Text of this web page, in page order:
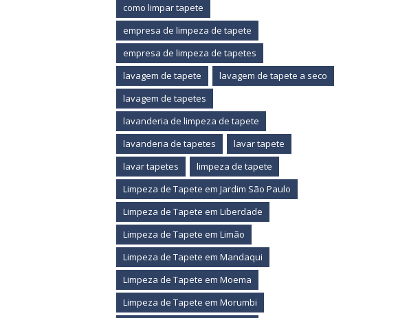
como limpar tapete
empresa de limpeza de tapete
empresa de limpeza de tapetes
lavagem de tapete
lavagem de tapete a seco
lavagem de tapetes
lavanderia de limpeza de tapete
lavanderia de tapetes
lavar tapete
lavar tapetes
limpeza de tapete
Limpeza de Tapete em Jardim São Paulo
Limpeza de Tapete em Liberdade
Limpeza de Tapete em Limão
Limpeza de Tapete em Mandaqui
Limpeza de Tapete em Moema
Limpeza de Tapete em Morumbi